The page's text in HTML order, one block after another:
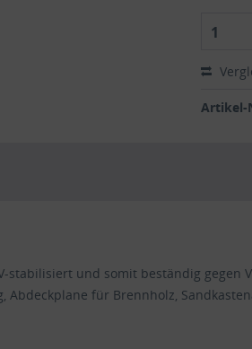
1
Artikel-
stabilisiert und somit beständig
für Brennholz,